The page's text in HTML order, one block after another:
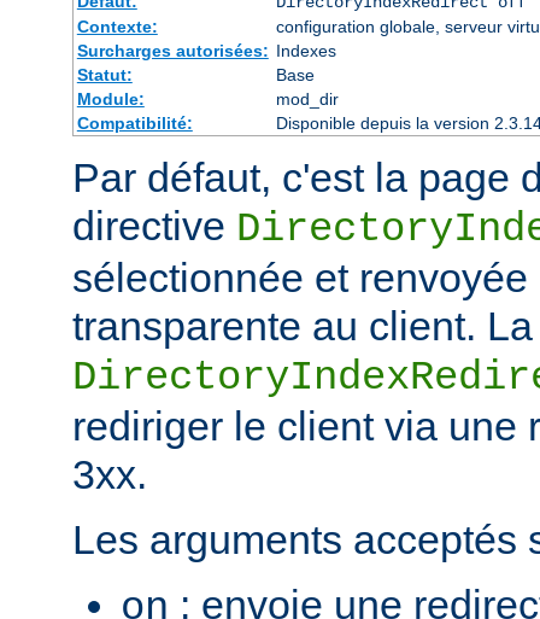
Contexte:
configuration globale, serveur
Surcharges autorisées: Indexes
Statut:
Base
Module:
mod_dir
Compatibilité:
Disponible depuis la version
Par défaut, c'est la page
directive
sélectionnée et
transparente au client.
rediriger le client via une
3xx.
Les arguments acceptés
on : envoie une